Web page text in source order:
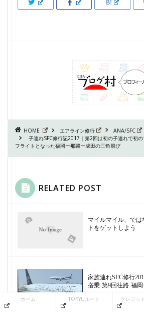
HOME エアライン修行
ANA/SFC
子連れSFC修行記2017｜第2回は初の子連れで初
フライトとなった福岡ー那覇ー成田の三角飛び
RELATED POST
マイルマイル、で
トをゲットしよう
家族連れSFC修行
搭乗-第9回往路-福
ホーム TOKYUルート クレジッ